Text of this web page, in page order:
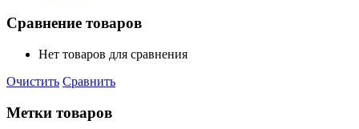
Сравнение товаров
Нет товаров для сравнения
Очистить Сравнить
Метки товаров